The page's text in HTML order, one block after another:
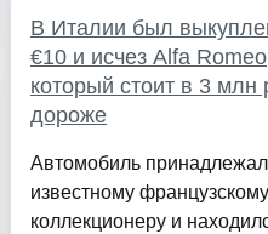
В Италии был
€10 и исчез Alfa
который стоит в 3 млн
дороже
Автомобиль принадлежал
известному французскому
коллекционеру и